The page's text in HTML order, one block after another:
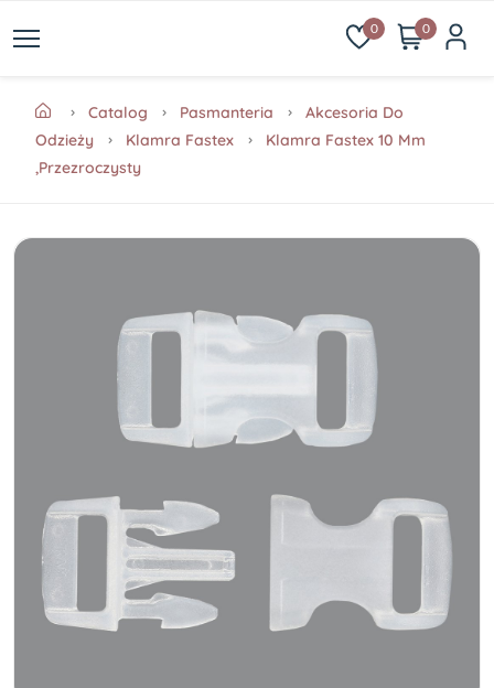
0 0
Catalog Pasmanteria
Akcesoria Do
Odzieży
Klamra Fastex
Klamra Fastex 10 Mm
,przezroczysty